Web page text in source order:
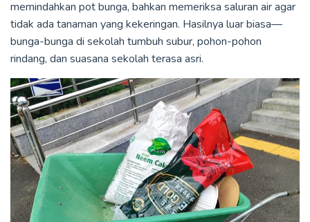
memindahkan pot bunga, bahkan memeriksa saluran air agar
tidak ada tanaman yang kekeringan. Hasilnya luar biasa—
bunga-bunga di sekolah tumbuh subur, pohon-pohon
rindang, dan suasana sekolah terasa asri.